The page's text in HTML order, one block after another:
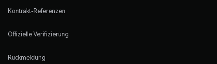
Kontrakt-Referenzen
Offizielle Verifizierung
Rückmeldung